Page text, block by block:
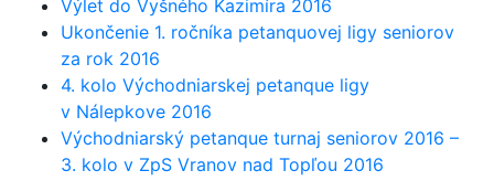
Výlet do Vyšného Kazimíra 2016
Ukončenie 1. ročníka petanquovej ligy seniorov
za rok 2016
4. kolo Východniarskej petanque ligy
v Nálepkove 2016
Východniarský petanque turnaj seniorov 2016 –
3. kolo v ZpS Vranov nad Topľou 2016